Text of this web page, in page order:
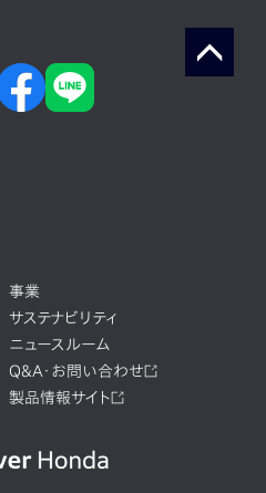
事業
サステナビリティ
ニュースルーム
Q&A・お問い合わせ
製品情報サイト